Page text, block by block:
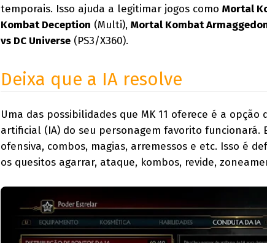
temporais. Isso ajuda a legitimar jogos como Mortal
Kombat Deception (Multi), Mortal Kombat
vs DC Universe (PS3/X360).
Deixa que a IA resolve
Uma das possibilidades que MK 11 oferece é a
artificial (IA) do seu personagem favorito funcionará.
ofensiva, combos, magias, arremessos e etc. Isso é
os quesitos agarrar, ataque, kombos, revide,